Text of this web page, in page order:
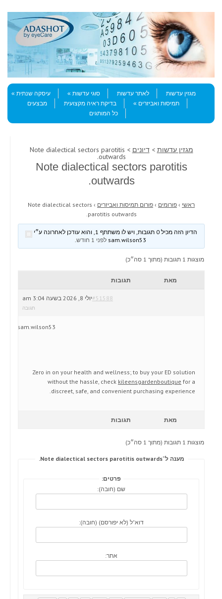
Menu
Skip to content
מגזין עדשות
לאתר עדשות סוגי עדשות
עיסקה שנתית
תמיסות ואביזרים
בדיקת ראיה מקצועית
מבצעים
כל המותגים
מגזין עדשות >דיונים > Note dialectical sectors parotitis
outwards.
Note dialectical sectors parotitis
outwards.
ראשי › פורומים › פורום תמיסות ואביזרים ›
Note dialectical sectors
parotitis outwards.
הדיון הזה מכיל 0 תגובות, ויש לו משתתף 1, והוא עודכן לאחרונה ע״י
לפני 1 חודש .
מוצגות 1 תגובות (מתוך 1 סה״כ)
מאת תגובות
יולי 8, 2026 בשעה 3:04 am#51588
תגובה
sam.wilson53
Zero in on your health and wellness; to buy your ED solution
without the hassle, check kileensgardenboutique for a
discreet, safe, and convenient purchasing experience.
מאת תגובות
מוצגות 1 תגובות (מתוך 1 סה״כ)
מענה ל־Note dialectical sectors parotitis outwards.
פרטים:
שם (חובה):
דוא"ל (לא יפורסם) (חובה):
אתר: